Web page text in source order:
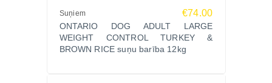
Suņiem €74.00
ONTARIO DOG ADULT LARGE
WEIGHT CONTROL TURKEY &
BROWN RICE suņu barība 12kg